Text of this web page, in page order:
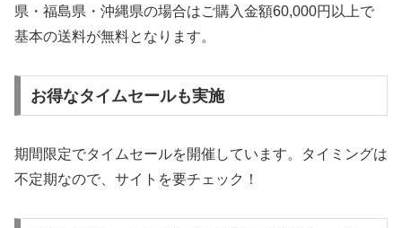
県・福島県・沖縄県の場合はご購入金額60,000円以上で
基本の送料が無料となります。
お得なタイムセールも実施
期間限定でタイムセールを開催しています。タイミングは
不定期なので、サイトを要チェック！